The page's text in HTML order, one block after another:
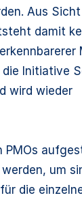
Aus
damit
Initiative
wird wieder
PMOs
um
die